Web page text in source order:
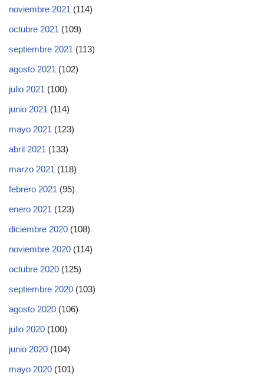
noviembre 2021 (114)
octubre 2021 (109)
septiembre 2021 (113)
agosto 2021 (102)
julio 2021 (100)
junio 2021 (114)
mayo 2021 (123)
abril 2021 (133)
marzo 2021 (118)
febrero 2021 (95)
enero 2021 (123)
diciembre 2020 (108)
noviembre 2020 (114)
octubre 2020 (125)
septiembre 2020 (103)
agosto 2020 (106)
julio 2020 (100)
junio 2020 (104)
mayo 2020 (101)